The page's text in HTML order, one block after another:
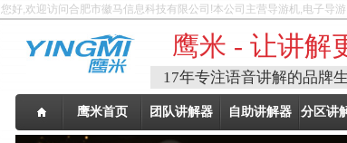
您好,欢迎访问合肥市徽马信息科技有限公司!本公司主营导游机,电子导游
鹰米 - 让讲解
17年专注语音讲解的品牌
鹰米首页 团队讲解器 自助讲解器 分区讲